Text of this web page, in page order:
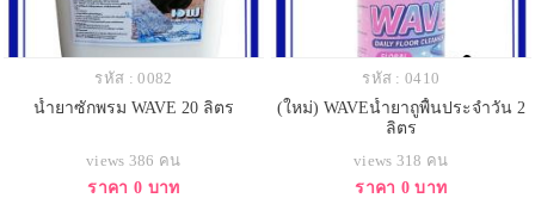
รหัส : 0082
น้ำยาซักพรม WAVE 20 ลิตร
views 386 คน
ราคา 0 บาท
รหัส : 0410
(ใหม่) WAVEน้ำยาถูพื้นประจำวัน 2
ลิตร
views 318 คน
ราคา 0 บาท